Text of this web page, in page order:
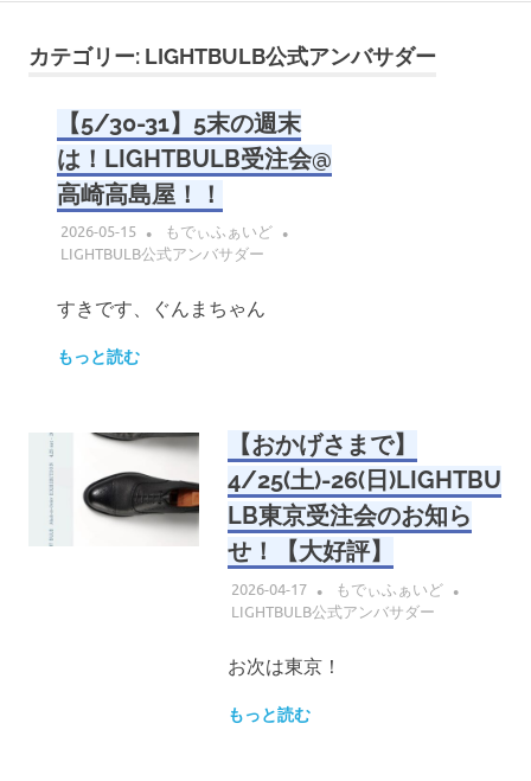
カテゴリー: LIGHTBULB公式アンバサダー
【5/30-31】5末の週末
は！LIGHTBULB受注会@
高崎高島屋！！
2026-05-15
もでぃふぁいど
LIGHTBULB公式アンバサダー
すきです、ぐんまちゃん
もっと読む
【おかげさまで】
4/25(土)-26(日)LIGHTBU
LB東京受注会のお知ら
せ！【大好評】
2026-04-17
もでぃふぁいど
LIGHTBULB公式アンバサダー
お次は東京！
もっと読む